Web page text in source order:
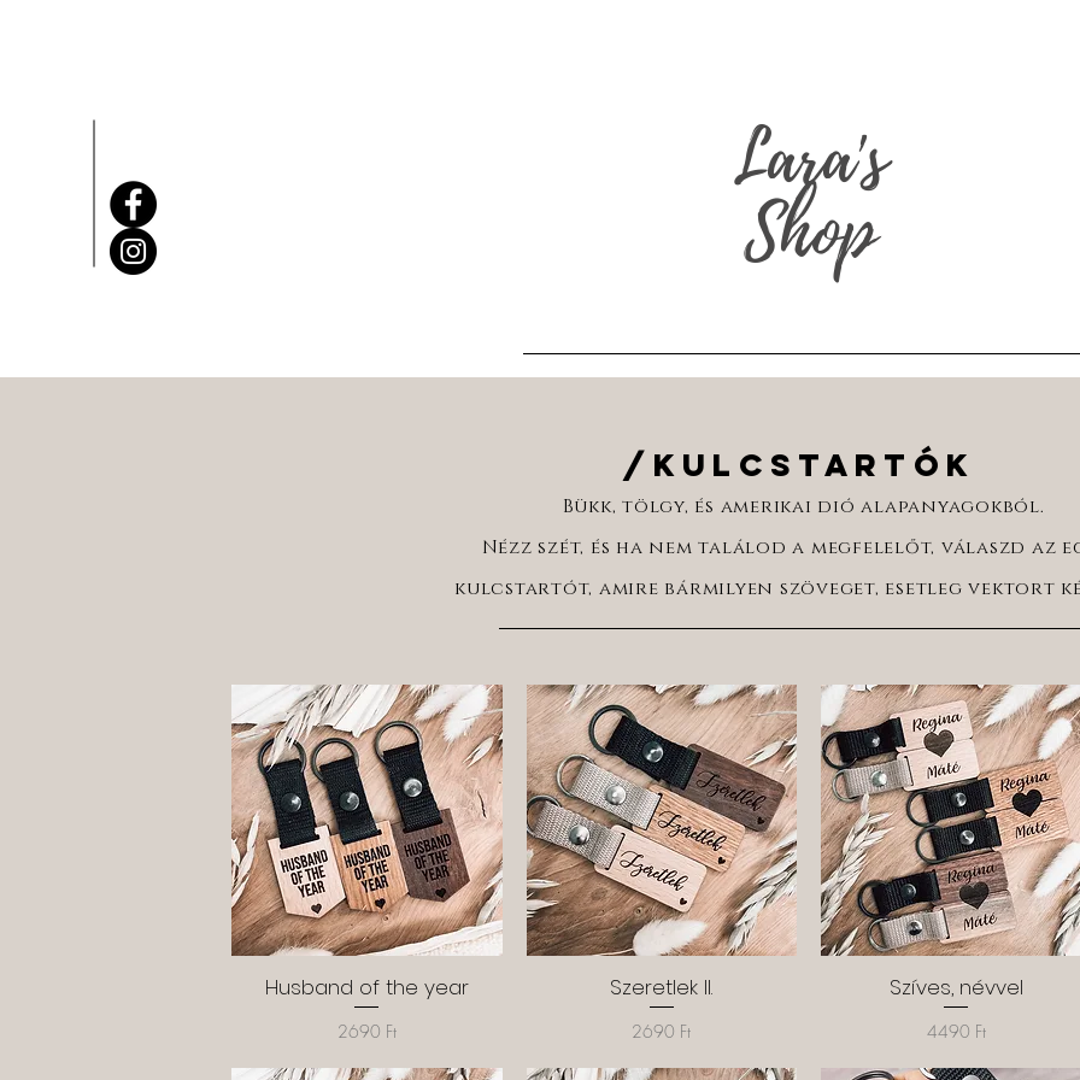
Lara's
Shop
/KULCSTARTÓK
Bükk, tölgy, és amerikai dió alapanyagokból.
Nézz szét, és ha nem találod a megfelelőt, válaszd az
kulcstartót, amire bármilyen szöveget, esetleg vektort
Gyorsnézet
Husband of the year
Ár
2690 Ft
Gyorsnézet
Szeretlek II.
Ár
2690 Ft
Gyorsnézet
Szíves, névvel
Ár
4490 Ft